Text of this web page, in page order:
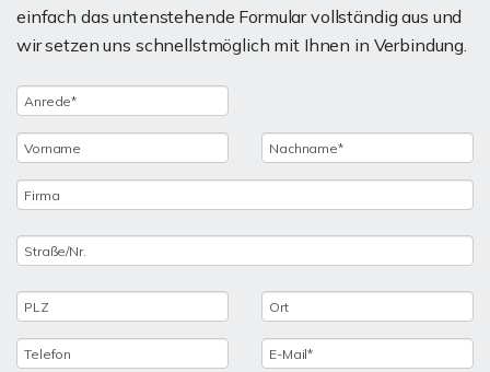
einfach das untenstehende Formular vollständig aus und
wir setzen uns schnellstmöglich mit Ihnen in Verbindung.